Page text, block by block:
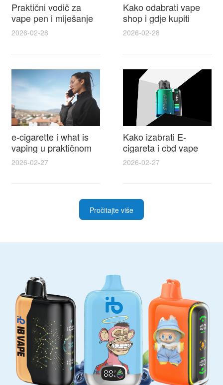
Praktični vodič za
vape pen i miješanje
e tekućina za sigurnije
punjenje i bolje okuse
2026-02-28
Kako odabrati vape
shop i gdje kupiti
Disposable Vapes uz
najbolje cijene
2026-02-28
e-cigarette i what is
vaping u praktičnom
vodiču za početnike i
odgovorne korisnike
2026-02-27
Kako izabrati E-
cigareta i cbd vape
top modeli sigurnost
praktični savjeti za
kupovinu
2026-02-27
Pročitajte više